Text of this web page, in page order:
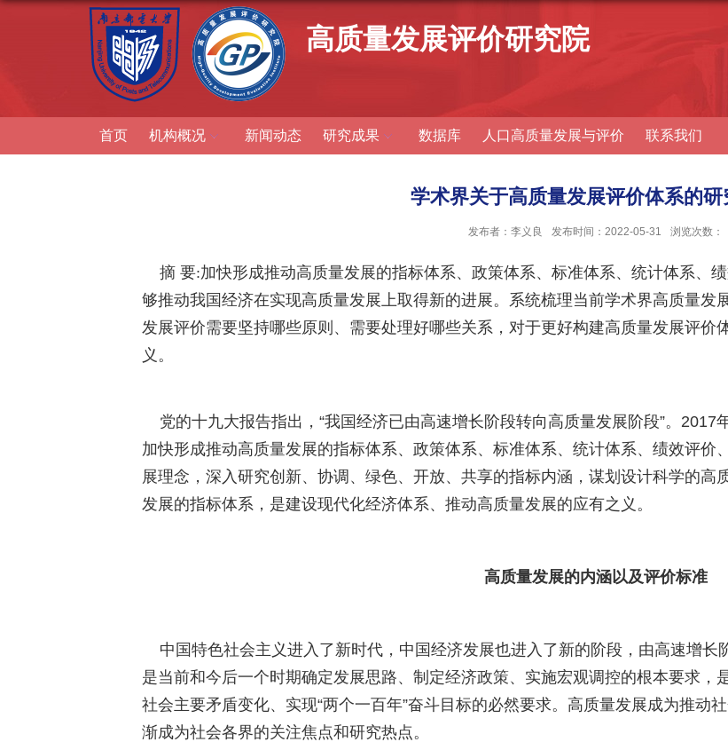
高质量发展评价研究院
首页 机构概况 新闻动态 研究成果 数据库 人口高质量发展与评价 联系我们
学术界关于高质量发展评价体系的研
发布者：李义良 发布时间：2022-05-31 浏览次数：
摘 要:加快形成推动高质量发展的指标体系、政策体系、标准体系、统计体系、
够推动我国经济在实现高质量发展上取得新的进展。系统梳理当前学术界高质量发
发展评价需要坚持哪些原则、需要处理好哪些关系，对于更好构建高质量发展评价
义。
党的十九大报告指出，“我国经济已由高速增长阶段转向高质量发展阶段”。 2017
加快形成推动高质量发展的指标体系、政策体系、标准体系、统计体系、绩效评价
展理念，深入研究创新、协调、绿色、开放、共享的指标内涵，谋划设计科学的高
发展的指标体系，是建设现代化经济体系、推动高质量发展的应有之义。
高质量发展的内涵以及评价标准
中国特色社会主义进入了新时代，中国经济发展也进入了新的阶段，由高速增长
是当前和今后一个时期确定发展思路、制定经济政策、实施宏观调控的根本要求，
社会主要矛盾变化、实现“两个一百年”奋斗目标的必然要求。高质量发展成为推动
渐成为社会各界的关注焦点和研究热点。